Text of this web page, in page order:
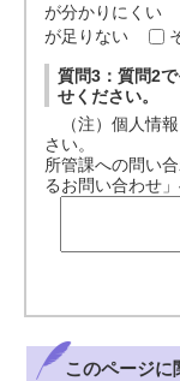
が分かりにくい
が足りない
質問3：質問2
せください。
（注）個人情報
さい。
所管課への問い
るお問い合わせ」
このページに